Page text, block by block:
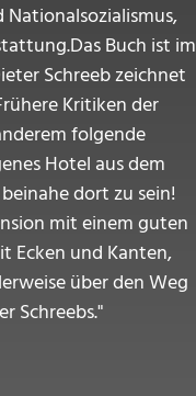
Buch ist im
Schreeb zeichnet
Kritiken der
folgende
Hotel aus dem
dort zu sein!
mit einem guten
Ecken und Kanten,
über den Weg
Schreebs."